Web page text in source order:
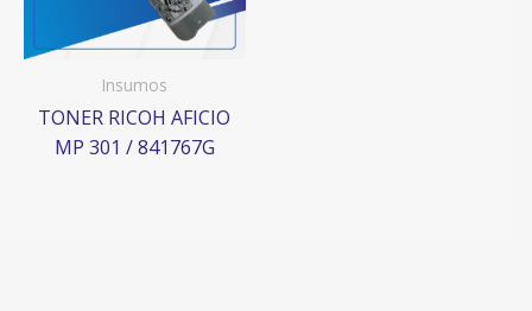
Insumos
TONER RICOH AFICIO
MP 301 / 841767G